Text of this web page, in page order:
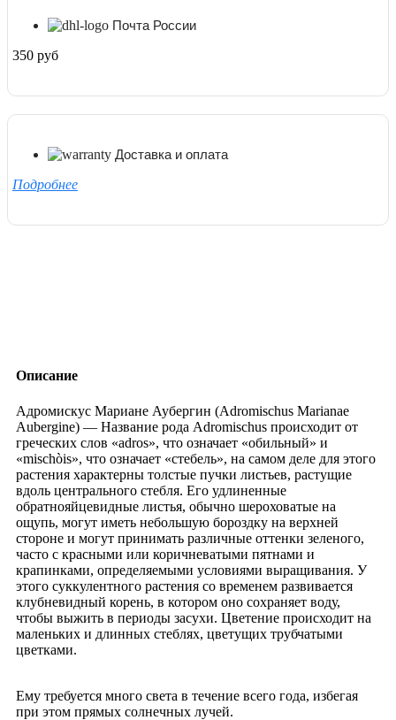
Почта России
350 руб
Доставка и оплата
Подробнее
Описание
Адромискус Мариане Аубергин (Adromischus Marianae
Aubergine) — Название рода Adromischus происходит от
греческих слов «adros», что означает «обильный» и
«mischòis», что означает «стебель», на самом деле для этого
растения характерны толстые пучки листьев, растущие
вдоль центрального стебля. Его удлиненные
обратнояйцевидные листья, обычно шероховатые на
ощупь, могут иметь небольшую бороздку на верхней
стороне и могут принимать различные оттенки зеленого,
часто с красными или коричневатыми пятнами и
крапинками, определяемыми условиями выращивания. У
этого суккулентного растения со временем развивается
клубневидный корень, в котором оно сохраняет воду,
чтобы выжить в периоды засухи. Цветение происходит на
маленьких и длинных стеблях, цветущих трубчатыми
цветками.
Ему требуется много света в течение всего года, избегая
при этом прямых солнечных лучей.